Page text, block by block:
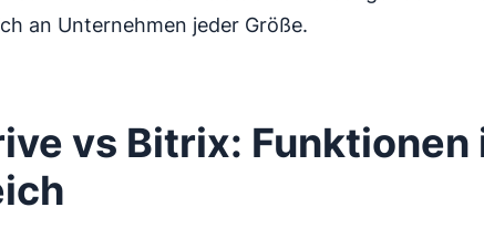
an Unternehmen jeder Größe.
vs Bitrix: Funktionen